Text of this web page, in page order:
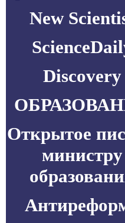
New
Discovery
Открытое
министру